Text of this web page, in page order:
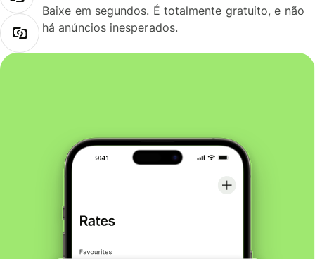
Baixe em segundos. É totalmente gratuito, e não
há anúncios inesperados.